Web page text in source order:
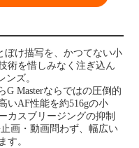
ぼけ描写を、かつてない小
術を惜しみなく注ぎ込ん
ンズ。
G Masterならではの圧倒的
いAF性能を約516gの小
カスブリージングの抑制
画・動画問わず、幅広い
す。